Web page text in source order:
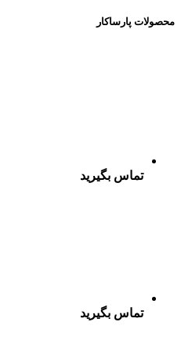
محصولات پارساکار
تماس بگیرید
تماس بگیرید